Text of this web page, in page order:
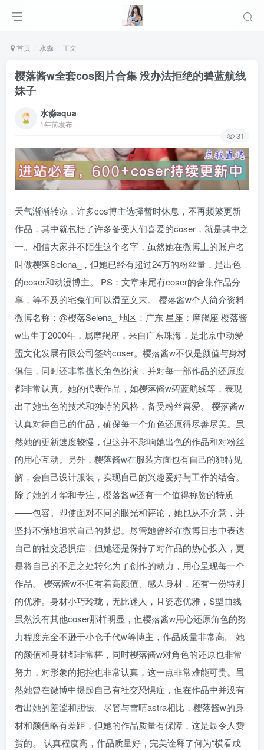
首页 水淼 正文
樱落酱w全套cos图片合集 没办法拒绝的碧蓝航线
妹子
水淼aqua
1年前发布
31
天气渐渐转凉，许多cos博主选择暂时休息，不再频繁更新
作品，其中就包括了许多备受人们喜爱的coser，就是其中之
一。相信大家并不陌生这个名字，虽然她在微博上的账户名
叫做樱落Selena_，但她已经有超过24万的粉丝量，是出色
的coser和动漫博主。 PS：文章末尾有coser的合集作品分
享，等不及的宅兔们可以滑至文末。 樱落酱w个人简介资料
微博名称：@樱落Selena_ 地区：广东 星座：摩羯座 樱落酱
w出生于2000年，属摩羯座，来自广东珠海，是北京中动爱
盟文化发展有限公司签约coser。樱落酱w不仅是颜值与身材
俱佳，同时还非常擅长角色扮演，并对每一部作品的还原度
都非常认真。她的代表作品，如樱落酱w碧蓝航线等，表现
出了她出色的技术和独特的风格，备受粉丝喜爱。 樱落酱w
认真对待自己的作品，确保每一个角色还原得尽善尽美。虽
然她的更新速度较慢，但这并不影响她出色的作品和对粉丝
的用心互动。另外，樱落酱w在服装方面也有自己的独特见
解，会自己设计服装，实现自己的兴趣爱好与工作的结合。
除了她的才华和专注，樱落酱w还有一个值得称赞的特质
——包容。即使面对不同的眼光和评论，她也从不介意，并
坚持不懈地追求自己的梦想。尽管她曾经在微博日志中表达
自己的社交恐惧症，但她还是保持了对作品的热心投入，更
是将自己的不足之处转化为了创作的动力，用心呈现每一个
作品。 樱落酱w不但有着高颜值、感人身材，还有一份特别
的优雅。身材小巧玲珑，无比迷人，且姿态优雅，S型曲线
虽然没有其他coser那样明显，但樱落酱w用心还原角色的努
力程度完全不逊于小仓千代w等博主，作品质量非常高。 她
的颜值和身材都非常棒，同时樱落酱w对角色的还原也非常
努力，对形象的把控也非常认真，这一点非常难能可贵。虽
然她曾在微博中提起自己有社交恐惧症，但在作品中并没有
看出她的羞涩和胆怯。尽管与雪晴astra相比，樱落酱w的身
材和颜值略有差距，但她的作品质量有保障，这是最令人赞
赏的。 认真程度高，作品质量好，完美诠释了何为“横看成